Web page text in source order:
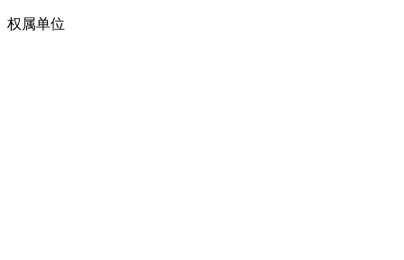
权属单位